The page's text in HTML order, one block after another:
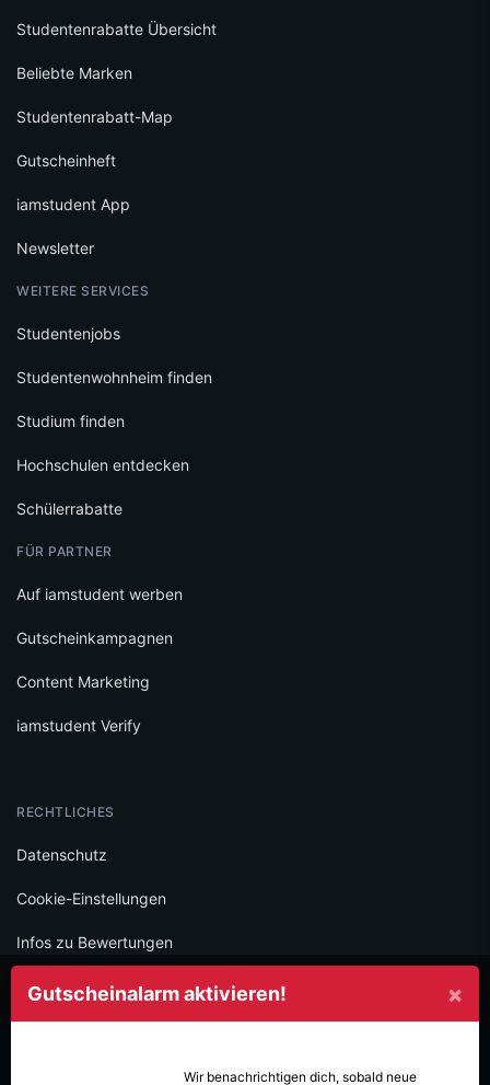
×
Gutscheinalarm aktivieren!
Wir benachrichtigen dich, sobald neue
Studentenrabatte Übersicht
Beliebte Marken
Studentenrabatt-Map
Gutscheinheft
iamstudent App
Newsletter
WEITERE SERVICES
Studentenjobs
Studentenwohnheim finden
Studium finden
Hochschulen entdecken
Schülerrabatte
FÜR PARTNER
Auf iamstudent werben
Gutscheinkampagnen
Content Marketing
iamstudent Verify
RECHTLICHES
Datenschutz
Cookie-Einstellungen
Infos zu Bewertungen
AGB